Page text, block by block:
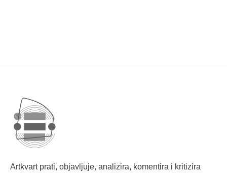
Artkvart prati, objavljuje, analizira, komentira i kritizira